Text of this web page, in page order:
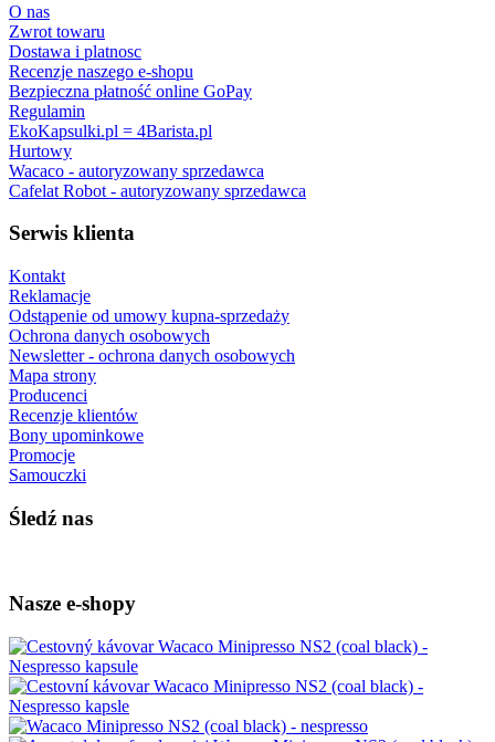
O nas
Zwrot towaru
Dostawa i platnosc
Recenzje naszego e-shopu
Bezpieczna płatność online GoPay
Regulamin
EkoKapsulki.pl = 4Barista.pl
Hurtowy
Wacaco - autoryzowany sprzedawca
Cafelat Robot - autoryzowany sprzedawca
Serwis klienta
Kontakt
Reklamacje
Odstąpenie od umowy kupna-sprzedaży
Ochrona danych osobowych
Newsletter - ochrona danych osobowych
Mapa strony
Producenci
Recenzje klientów
Bony upominkowe
Promocje
Samouczki
Śledź nas
Nasze e-shopy